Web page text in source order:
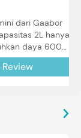
dari Gaabor
2L hanya
daya 600W
Simak
di sini.
Review